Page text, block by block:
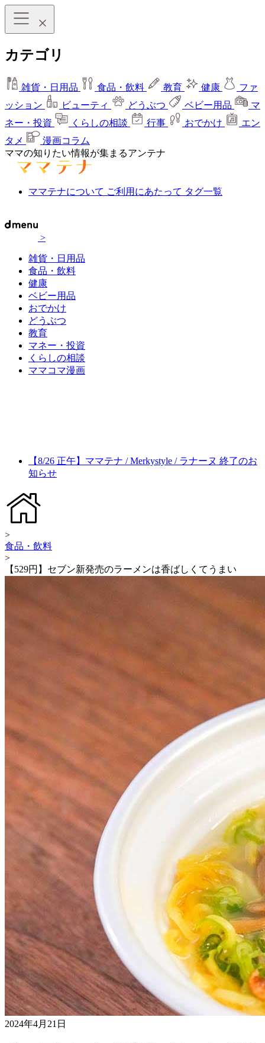
カテゴリ
雑貨・日用品 食品・飲料 教育 健康
ファ
ッション
ビューティ どうぶつ ベビー用品
マ
ネー・投資
くらしの相談 行事 おでかけ
エン
タメ
漫画コラム
ママの知りたい情報が集まるアンテナ
ママテナについて ご利用にあたって タグ一覧
>
雑貨・日用品
食品・飲料
健康
ベビー用品
おでかけ
どうぶつ
教育
マネー・投資
くらしの相談
ママコマ漫画
【8/26 正午】ママテナ / Merkystyle / ラナーヌ 終了のお
知らせ
>
食品・飲料
>
【529円】セブン新発売のラーメンは香ばしくてうまい
2024年4月21日